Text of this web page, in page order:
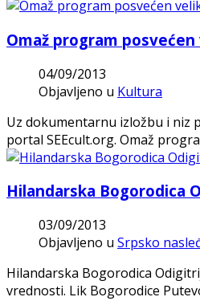
Omaž program
04/09/2013
Objavljeno u Kultura
Uz dokumentarnu izložbu i niz
portal SEEcult.org. Omaž
Hilandarska Bogorodica
03/09/2013
Objavljeno u Srpsko
Hilandarska Bogorodica
vrednosti. Lik Bogorodice